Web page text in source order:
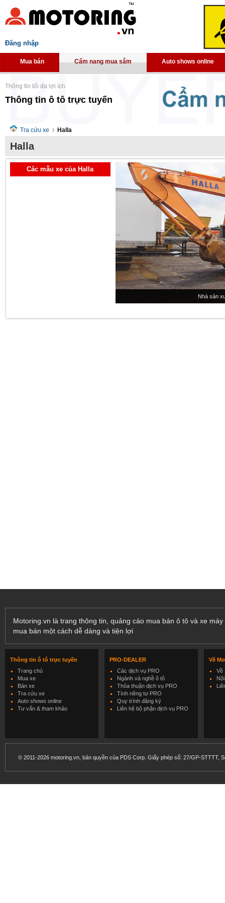
Đăng nhập
Mua bán Cẩm nang mua sắm Auto shows online
Thông tin tối đa lợi ích
Thông tin ô tô trực tuyến
Tra cứu xe Halla
Halla
Các mẫu xe của Halla
Nhà sản
Motoring.vn là trang thông tin, quảng cáo mua bán ô tô và xe
mua bán một cách dễ dàng và tiện lợi
Thông tin ô tô trực tuyến
Trang chủ
Mua xe
Bán xe
Tra cứu xe
Auto shows online
Tư vấn & tham khảo
PRO-DEALER
Các dịch vụ PRO
Ngành và nghề ô tô
Thỏa thuận dịch vụ PRO
Tính riêng tư PRO
Quy trình đăng ký
Liên hệ bộ phận dịch vụ PRO
Về
Về
© 2011-2026 motoring.vn, bản quyền của PDS Corp. Giấy phép số: 27/GP-STTTT,